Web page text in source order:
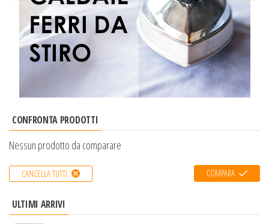
CONFRONTA PRODOTTI
Nessun prodotto da comparare
CANCELLA TUTTI COMPARA
ULTIMI ARRIVI